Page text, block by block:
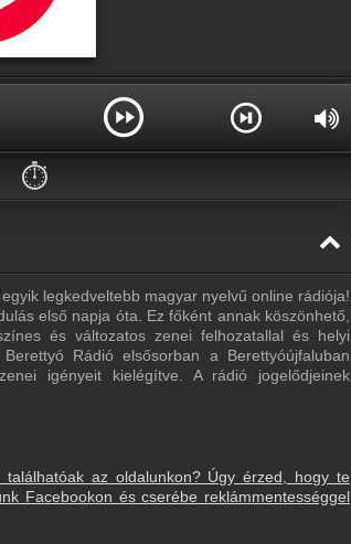
⏱️
legkedveltebb magyar nyelvű online rádiója!
első napja óta. Ez főként annak köszönhető,
és változatos zenei felhozatallal és helyi
Rádió elsősorban a Berettyóújfaluban
igényeit kielégítve. A rádió jogelődjeinek
az oldalunkon? Úgy érzed, hogy te
Facebookon és cserébe reklámmentességgel